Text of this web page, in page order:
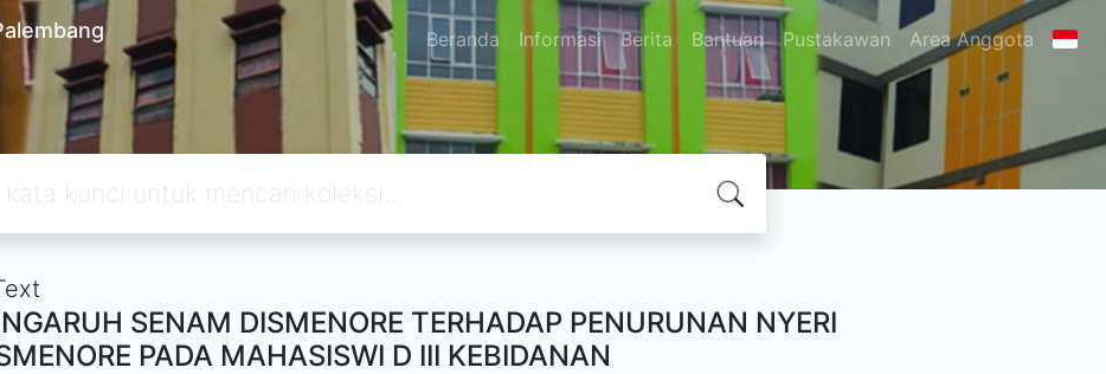
Beranda Informasi Berita Bantuan Pustakawan Area Anggota
SENAM DISMENORE TERHADAP PENURUNAN NYERI
PADA MAHASISWI D III KEBIDANAN